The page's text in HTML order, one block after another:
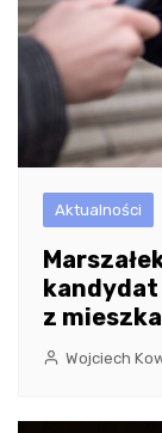
Aktualności
kandydat
z
Wojciech